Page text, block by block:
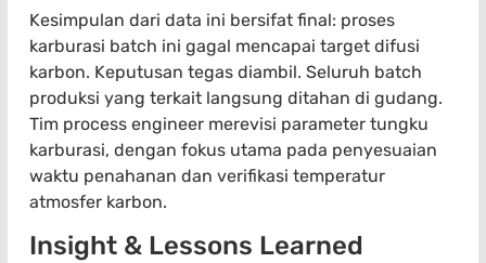
Kesimpulan dari data ini bersifat final: proses
karburasi batch ini gagal mencapai target difusi
karbon. Keputusan tegas diambil. Seluruh batch
produksi yang terkait langsung ditahan di gudang.
Tim process engineer merevisi parameter tungku
karburasi, dengan fokus utama pada penyesuaian
waktu penahanan dan verifikasi temperatur
atmosfer karbon.
Insight & Lessons Learned